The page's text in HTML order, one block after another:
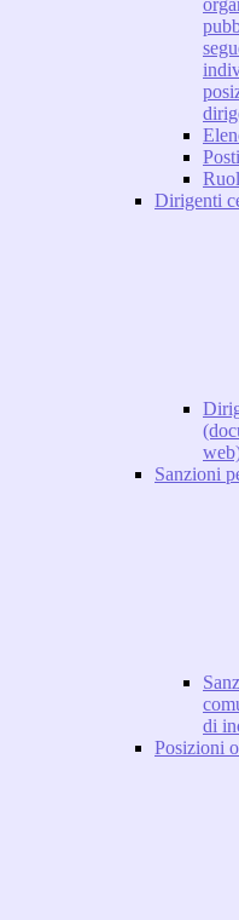
Dirigenti
Sanzioni
di
Posizioni